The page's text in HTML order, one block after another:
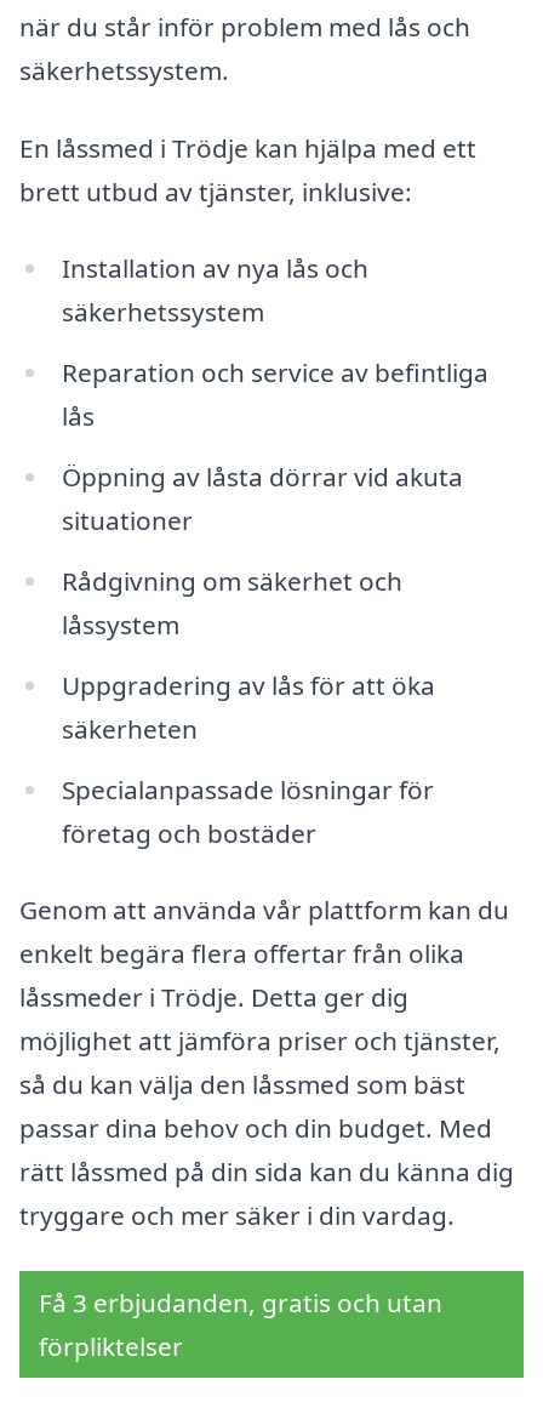
när du står inför problem med lås och
säkerhetssystem.
En låssmed i Trödje kan hjälpa med ett
brett utbud av tjänster, inklusive:
Installation av nya lås och
säkerhetssystem
Reparation och service av befintliga
lås
Öppning av låsta dörrar vid akuta
situationer
Rådgivning om säkerhet och
låssystem
Uppgradering av lås för att öka
säkerheten
Specialanpassade lösningar för
företag och bostäder
Genom att använda vår plattform kan du
enkelt begära flera offertar från olika
låssmeder i Trödje. Detta ger dig
möjlighet att jämföra priser och tjänster,
så du kan välja den låssmed som bäst
passar dina behov och din budget. Med
rätt låssmed på din sida kan du känna dig
tryggare och mer säker i din vardag.
Få 3 erbjudanden, gratis och utan
förpliktelser